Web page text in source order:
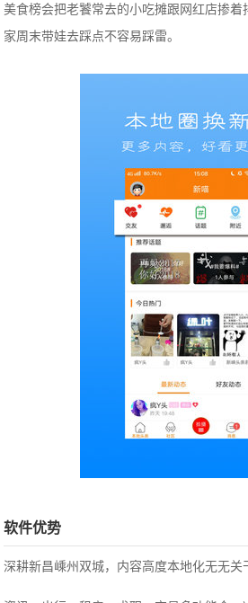
美食榜会把老饕常去的小吃摊跟网红店掺
家周末带娃去踩点不容易踩雷。
软件优势
深耕新昌嵊州双城，内容高度本地化无无关